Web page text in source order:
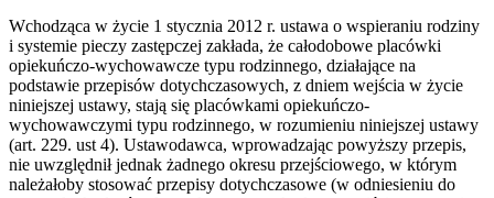
Wchodząca w życie 1 stycznia 2012 r. ustawa o wspieraniu rodziny
i systemie pieczy zastępczej zakłada, że całodobowe placówki
opiekuńczo-wychowawcze typu rodzinnego, działające na
podstawie przepisów dotychczasowych, z dniem wejścia w życie
niniejszej ustawy, stają się placówkami opiekuńczo-
wychowawczymi typu rodzinnego, w rozumieniu niniejszej ustawy
(art. 229. ust 4). Ustawodawca, wprowadzając powyższy przepis,
nie uwzględnił jednak żadnego okresu przejściowego, w którym
należałoby stosować przepisy dotychczasowe (w odniesieniu do